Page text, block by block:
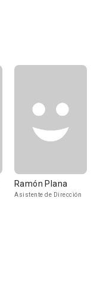
Ramón Plana
Asistente de Dirección